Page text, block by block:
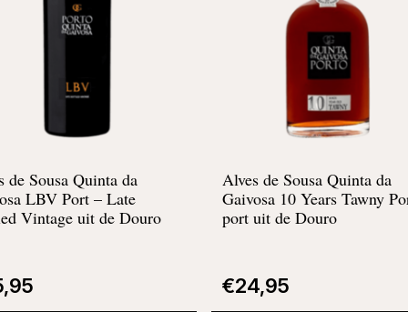
de Sousa Quinta da
LBV Port – Late
Vintage uit de Douro
Alves de Sousa Quinta da
Gaivosa 10 Years Tawny
port uit de Douro
€24,95